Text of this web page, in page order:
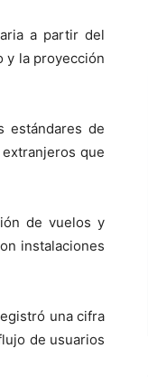
a partir del
y la proyección
estándares de
que
de vuelos y
instalaciones
una cifra
de usuarios